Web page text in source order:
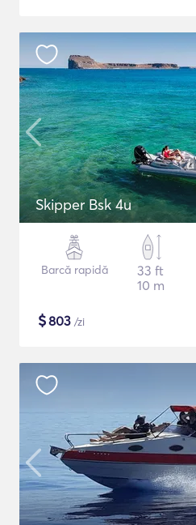
Skipper Bsk 4u
Barcă rapidă
33 ft
10 m
$803 /zi